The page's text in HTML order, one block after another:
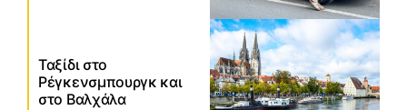
Ταξίδι στο
Ρέγκενσμπουργκ και
στο Βαλχάλα